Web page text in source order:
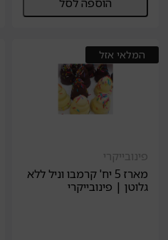
המלאי אזל
פינובייקרי
מארז 5 יח' קרמבו וניל ללא
גלוטן | פינובייקרי